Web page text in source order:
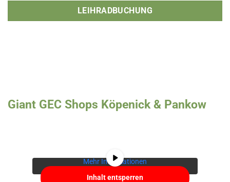
LEIHRADBUCHUNG
Giant GEC Shops Köpenick & Pankow
Sie sehen gerade einen Platzhalterinhalt von
Mehr Informationen
Inhalt entsperren